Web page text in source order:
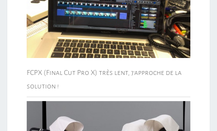
FCPX (Final Cut Pro X) très lent, j’approche de la
solution !